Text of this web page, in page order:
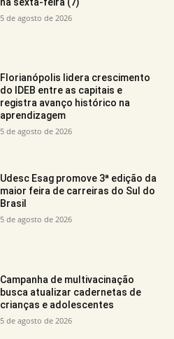
5 de agosto de 2026
Florianópolis lidera crescimento
do IDEB entre as capitais e
registra avanço histórico na
aprendizagem
5 de agosto de 2026
Udesc Esag promove 3ª edição da
maior feira de carreiras do Sul do
Brasil
5 de agosto de 2026
Campanha de multivacinação
busca atualizar cadernetas de
crianças e adolescentes
5 de agosto de 2026